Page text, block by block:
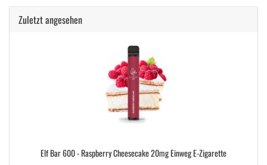
Zuletzt angesehen
Elf Bar 600 - Raspberry Cheesecake 20mg Einweg E-Zigarette